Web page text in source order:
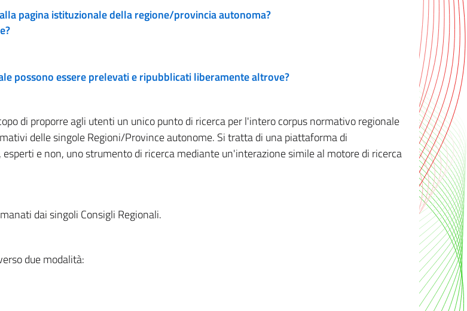
pagina istituzionale della regione/provincia autonoma?
possono essere prelevati e ripubblicati liberamente altrove?
di proporre agli utenti un unico punto di ricerca per l'intero corpus normativo regionale
delle singole Regioni/Province autonome. Si tratta di una piattaforma di
e non, uno strumento di ricerca mediante un'interazione simile al motore di ricerca
dai singoli Consigli Regionali.
due modalità: